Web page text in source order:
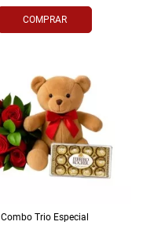
COMPRAR
Combo Trio Especial